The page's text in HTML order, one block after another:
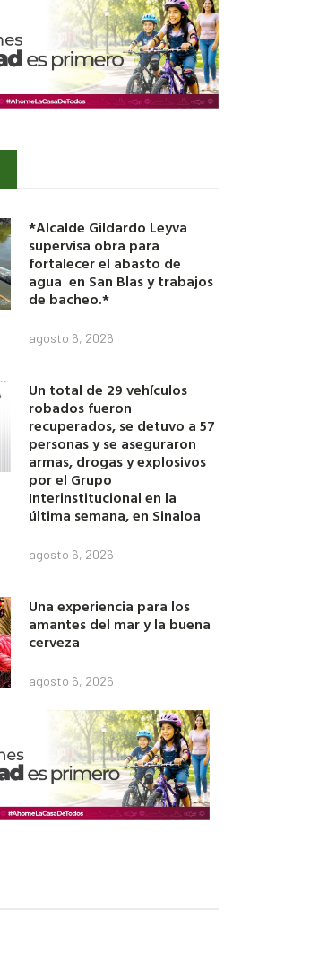
*Alcalde Gildardo Leyva
supervisa obra para
fortalecer el abasto de
agua en San Blas y trabajos
de bacheo.*
agosto 6, 2026
Un total de 29 vehículos
robados fueron
recuperados, se detuvo a 57
personas y se aseguraron
armas, drogas y explosivos
por el Grupo
Interinstitucional en la
última semana, en Sinaloa
agosto 6, 2026
Una experiencia para los
amantes del mar y la buena
cerveza
agosto 6, 2026